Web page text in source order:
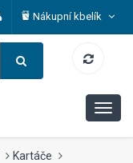
Nákupní kbelík
Kartáče